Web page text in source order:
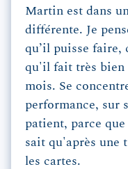
Martin est dans
différente. Je
qu’il puisse faire,
qu'il fait très bien
mois. Se
performance, sur
patient, parce
sait qu'après une
les cartes.